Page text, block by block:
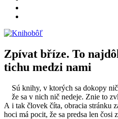
Zpívat bříze. To
tichu medzi nami
Sú knihy, v ktorých sa dokopy
že sa v nich nič nedeje. Znie to
A i tak človek číta, obracia stránku
hoci má pocit, že sa predsa len čosi